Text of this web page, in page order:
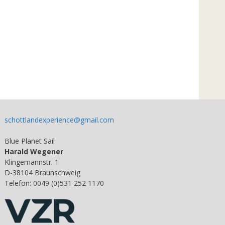
schottlandexperience@gmail.com
Blue Planet Sail
Harald Wegener
Klingemannstr. 1
D-38104 Braunschweig
Telefon: 0049 (0)531 252 1170